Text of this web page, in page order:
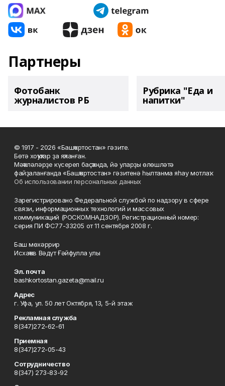
Партнеры
Фотобанк
журналистов РБ
Рубрика "Еда и
напитки"
© 1917 - 2026 «Башҡортостан» гәзите.
Бөтә хоҡуҡтар ҙа яҡланған.
Мәҡәләләрҙе күсереп баҫҡанда, йә уларҙы өлөшләтә
файҙаланғанда «Башҡортостан» гәзитенә һылтанма яһау мотлаҡ.
Об использовании персональных данных
Зарегистрировано Федеральной службой по надзору в сфере
связи, информационных технологий и массовых
коммуникаций (РОСКОМНАДЗОР). Регистрационный номер:
серия ПИ ФС77-33205 от 11 сентября 2008 г.
Баш мөхәррир
Исхаҡов Вәдүт Ғәйфулла улы
Эл. почта
bashkortostan.gazeta@mail.ru
Адрес
г. Уфа, ул. 50 лет Октября, 13, 5-й этаж
Рекламная служба
8(347)272-62-61
Приемная
8(347)272-05-43
Сотрудничество
8(347) 273-83-92